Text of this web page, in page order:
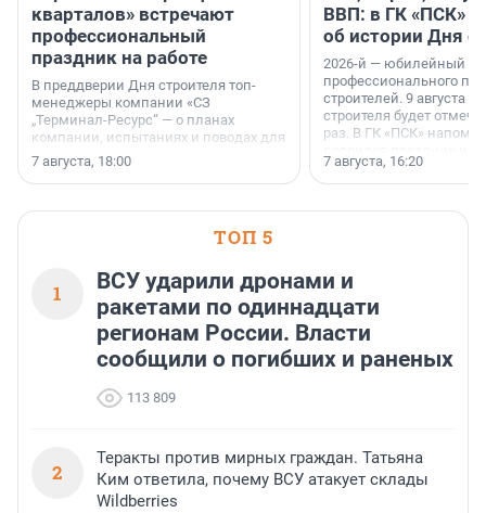
кварталов» встречают
профессиональный
праздник на работе
В преддверии Дня строителя топ-
менеджеры компании «СЗ
„Терминал-Ресурс“ — о планах
компании, испытаниях и поводах для
осторожного оптимизма.
7 августа, 18:00
ВВП: в ГК «ПСК»
об истории Дня
2026-й — юбилейный
профессионального
строителей. 9 августа
строителя будет
раз. В ГК «ПСК»
поменялась роль
7 августа, 16:20
ТОП 5
1
ВСУ ударили дронами и
ракетами по одиннадцати
регионам России. Власти
сообщили о погибших и раненых
113 809
2
Теракты против мирных граждан. Татьяна
Ким ответила, почему ВСУ атакует склады
Wildberries